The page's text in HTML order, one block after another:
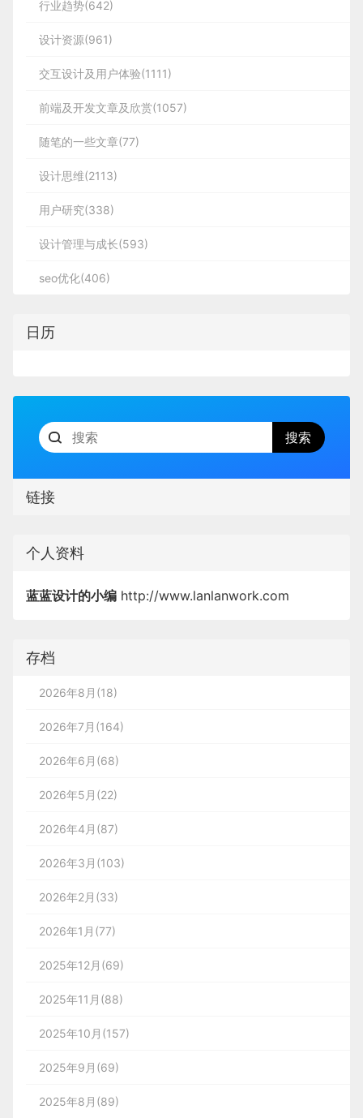
行业趋势(642)
设计资源(961)
交互设计及用户体验(1111)
前端及开发文章及欣赏(1057)
随笔的一些文章(77)
设计思维(2113)
用户研究(338)
设计管理与成长(593)
seo优化(406)
日历
链接
个人资料
蓝蓝设计的小编 http://www.lanlanwork.com
存档
2026年8月(18)
2026年7月(164)
2026年6月(68)
2026年5月(22)
2026年4月(87)
2026年3月(103)
2026年2月(33)
2026年1月(77)
2025年12月(69)
2025年11月(88)
2025年10月(157)
2025年9月(69)
2025年8月(89)